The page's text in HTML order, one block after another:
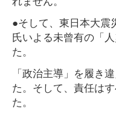
●そして、東日本大
氏いよる未曾有の「
た。
「政治主導」を履き
た。そして、責任は
た。